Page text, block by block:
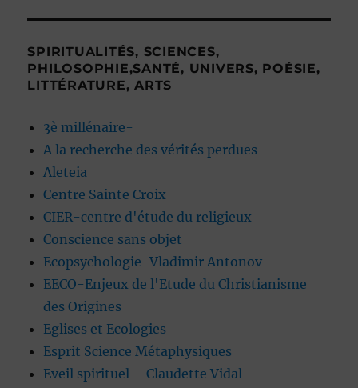
SPIRITUALITÉS, SCIENCES,
PHILOSOPHIE,SANTÉ, UNIVERS, POÉSIE,
LITTÉRATURE, ARTS
3è millénaire-
A la recherche des vérités perdues
Aleteia
Centre Sainte Croix
CIER-centre d'étude du religieux
Conscience sans objet
Ecopsychologie-Vladimir Antonov
EECO-Enjeux de l'Etude du Christianisme
des Origines
Eglises et Ecologies
Esprit Science Métaphysiques
Eveil spirituel – Claudette Vidal